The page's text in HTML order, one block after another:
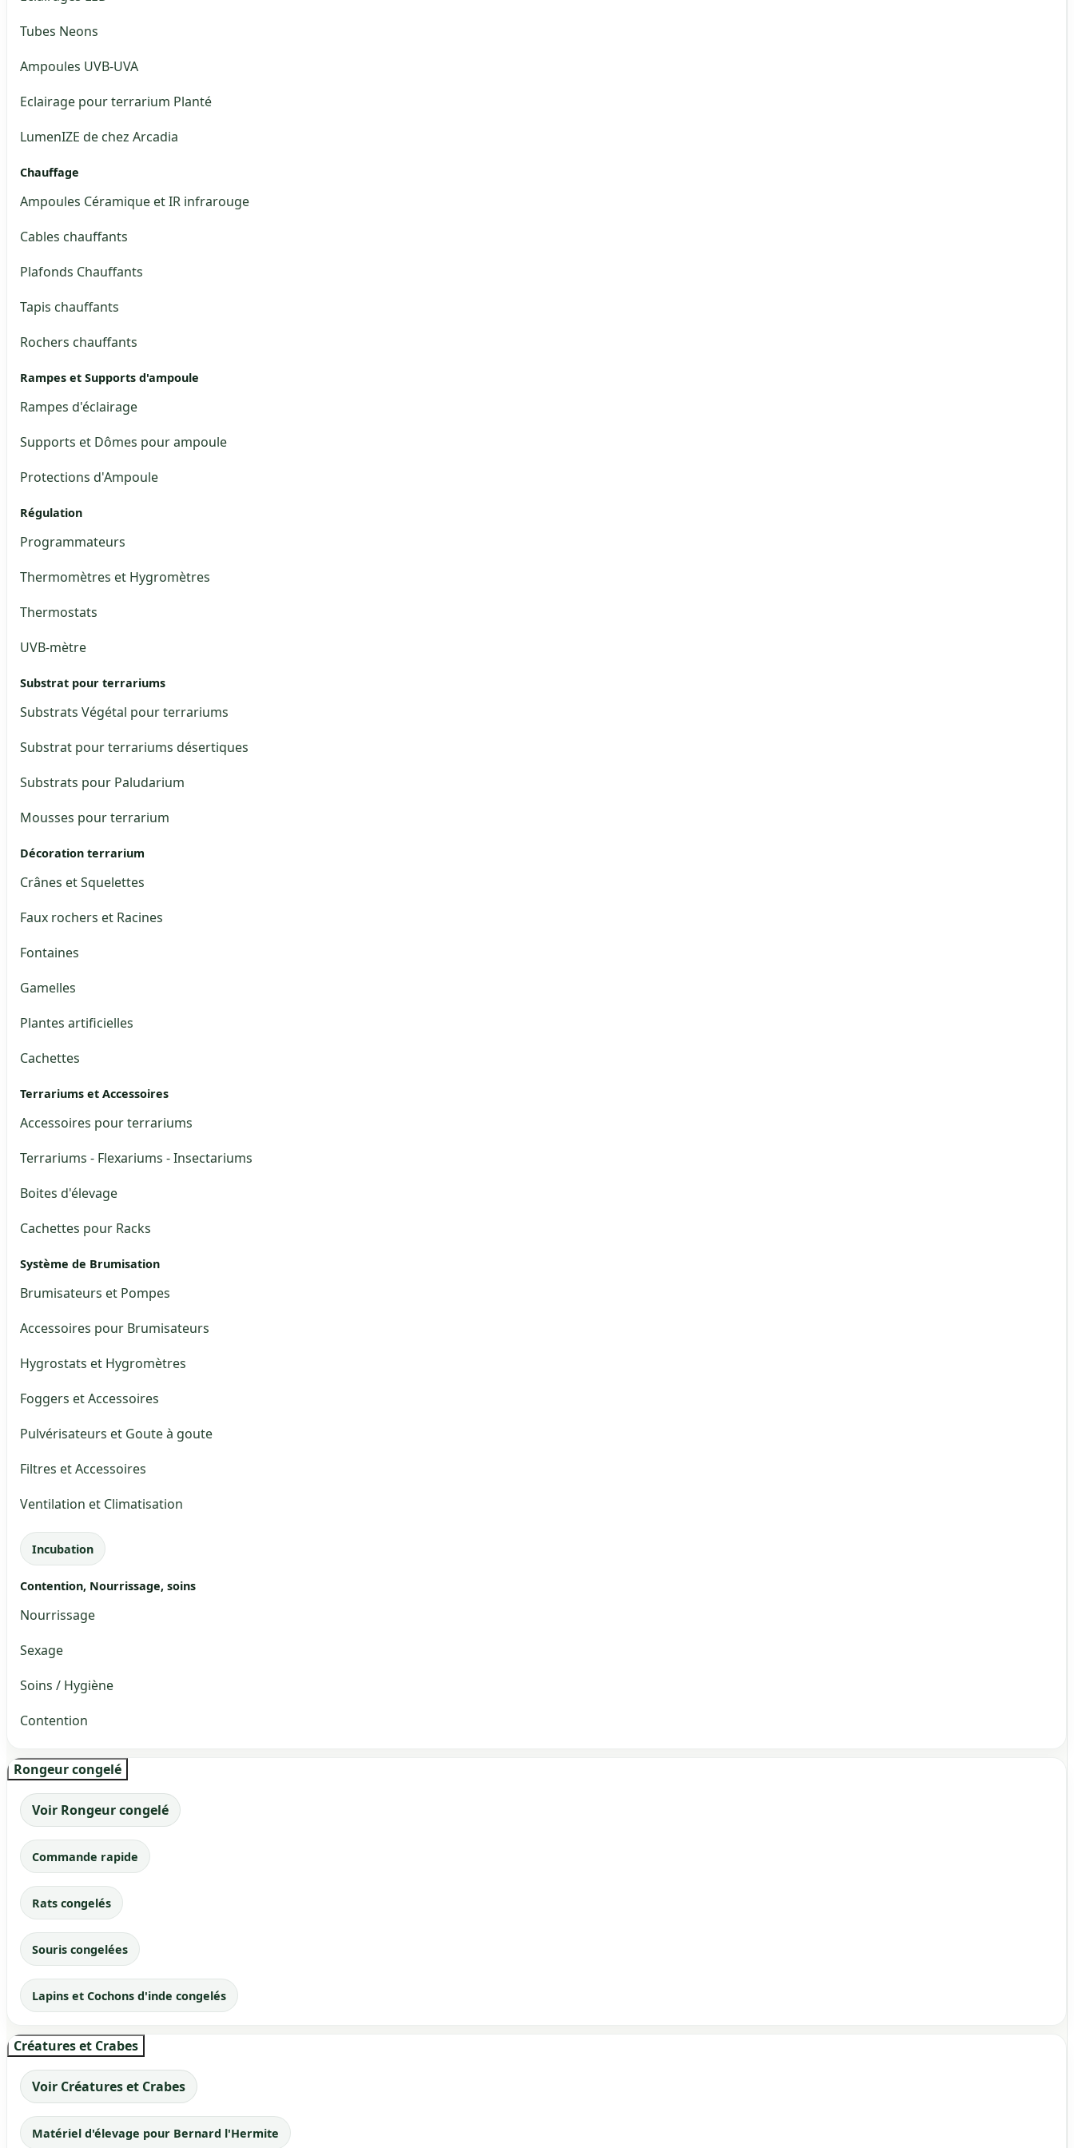
Tubes Neons
Ampoules UVB-UVA
Eclairage pour terrarium Planté
LumenIZE de chez Arcadia
Chauffage
Ampoules Céramique et IR infrarouge
Cables chauffants
Plafonds Chauffants
Tapis chauffants
Rochers chauffants
Rampes et Supports d'ampoule
Rampes d'éclairage
Supports et Dômes pour ampoule
Protections d'Ampoule
Régulation
Programmateurs
Thermomètres et Hygromètres
Thermostats
UVB-mètre
Substrat pour terrariums
Substrats Végétal pour terrariums
Substrat pour terrariums désertiques
Substrats pour Paludarium
Mousses pour terrarium
Décoration terrarium
Crânes et Squelettes
Faux rochers et Racines
Fontaines
Gamelles
Plantes artificielles
Cachettes
Terrariums et Accessoires
Accessoires pour terrariums
Terrariums - Flexariums - Insectariums
Boites d'élevage
Cachettes pour Racks
Système de Brumisation
Brumisateurs et Pompes
Accessoires pour Brumisateurs
Hygrostats et Hygromètres
Foggers et Accessoires
Pulvérisateurs et Goute à goute
Filtres et Accessoires
Ventilation et Climatisation
Incubation
Contention, Nourrissage, soins
Nourrissage
Sexage
Soins / Hygiène
Contention
Rongeur congelé
Voir Rongeur congelé
Commande rapide
Rats congelés
Souris congelées
Lapins et Cochons d'inde congelés
Créatures et Crabes
Voir Créatures et Crabes
Matériel d'élevage pour Bernard l'Hermite